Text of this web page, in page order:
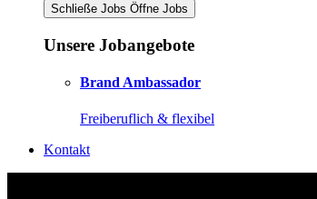
Schließe Jobs Öffne Jobs
Unsere Jobangebote
Brand Ambassador
Freiberuflich & flexibel
Kontakt